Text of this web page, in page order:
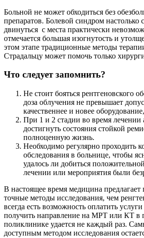
Больной не может обходиться без
препаратов. Болевой синдром настолько
двинуться с места практически
отмечается большая изогнутость и
этом этапе традиционные методы
Страдальцу может помочь только
Что следует запомнить?
Не стоит бояться рентгеновского
доза облучения не превышает
качественнее и новее
При 1 и 2 стадии во время лечении
достигнуть состояния стойкой
полноценную жизнь.
Необходимо регулярно проходить
обследования в больнице, чтобы
удалось ли добиться
лечении или мероприятия были
В настоящее время медицина предлагает
точные методы исследования, чем
всегда есть возможность оплатить
получить направление на МРТ или КТ в
поликлинике удается не каждый раз.
доступным методом исследования